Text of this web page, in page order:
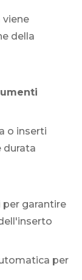
viene
della
o inserti
durata
garantire
per